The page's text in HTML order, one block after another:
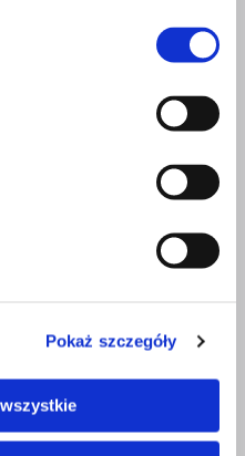
Pokaż szczegóły
PCI Express x8 4.0
240mm
195mm